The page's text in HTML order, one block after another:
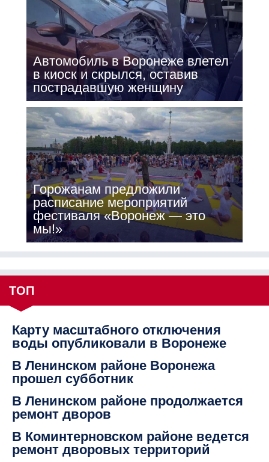
Автомобиль в Воронеже влетел
в киоск и скрылся, оставив
пострадавшую женщину
Горожанам предложили
расписание мероприятий
фестиваля «Воронеж — это
мы!»
ТОП
Карту масштабного отключения
воды опубликовали в Воронеже
В Ленинском районе Воронежа
прошел субботник
В Ленинском районе продолжается
ремонт дворов
В Коминтерновском районе ведется
ремонт дворовых территорий